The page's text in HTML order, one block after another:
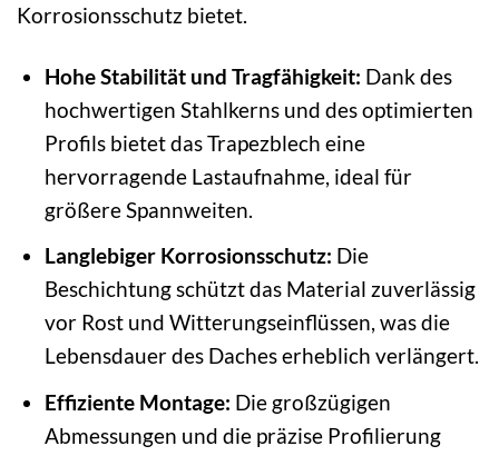
Korrosionsschutz bietet.
Hohe Stabilität und Tragfähigkeit: Dank des
hochwertigen Stahlkerns und des optimierten
Profils bietet das Trapezblech eine
hervorragende Lastaufnahme, ideal für
größere Spannweiten.
Langlebiger Korrosionsschutz: Die
Beschichtung schützt das Material zuverlässig
vor Rost und Witterungseinflüssen, was die
Lebensdauer des Daches erheblich verlängert.
Effiziente Montage: Die großzügigen
Abmessungen und die präzise Profilierung